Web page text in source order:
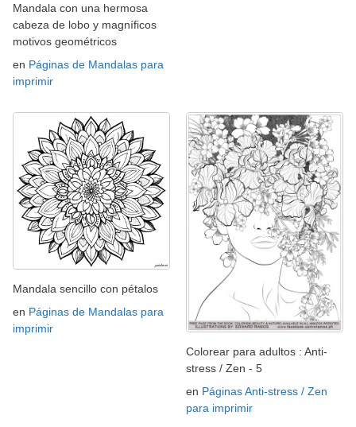
Mandala con una hermosa
cabeza de lobo y magníficos
motivos geométricos
en Páginas de Mandalas para
imprimir
Mandala sencillo con pétalos
en Páginas de Mandalas para
imprimir
Colorear para adultos : Anti-
stress / Zen - 5
en Páginas Anti-stress / Zen
para imprimir